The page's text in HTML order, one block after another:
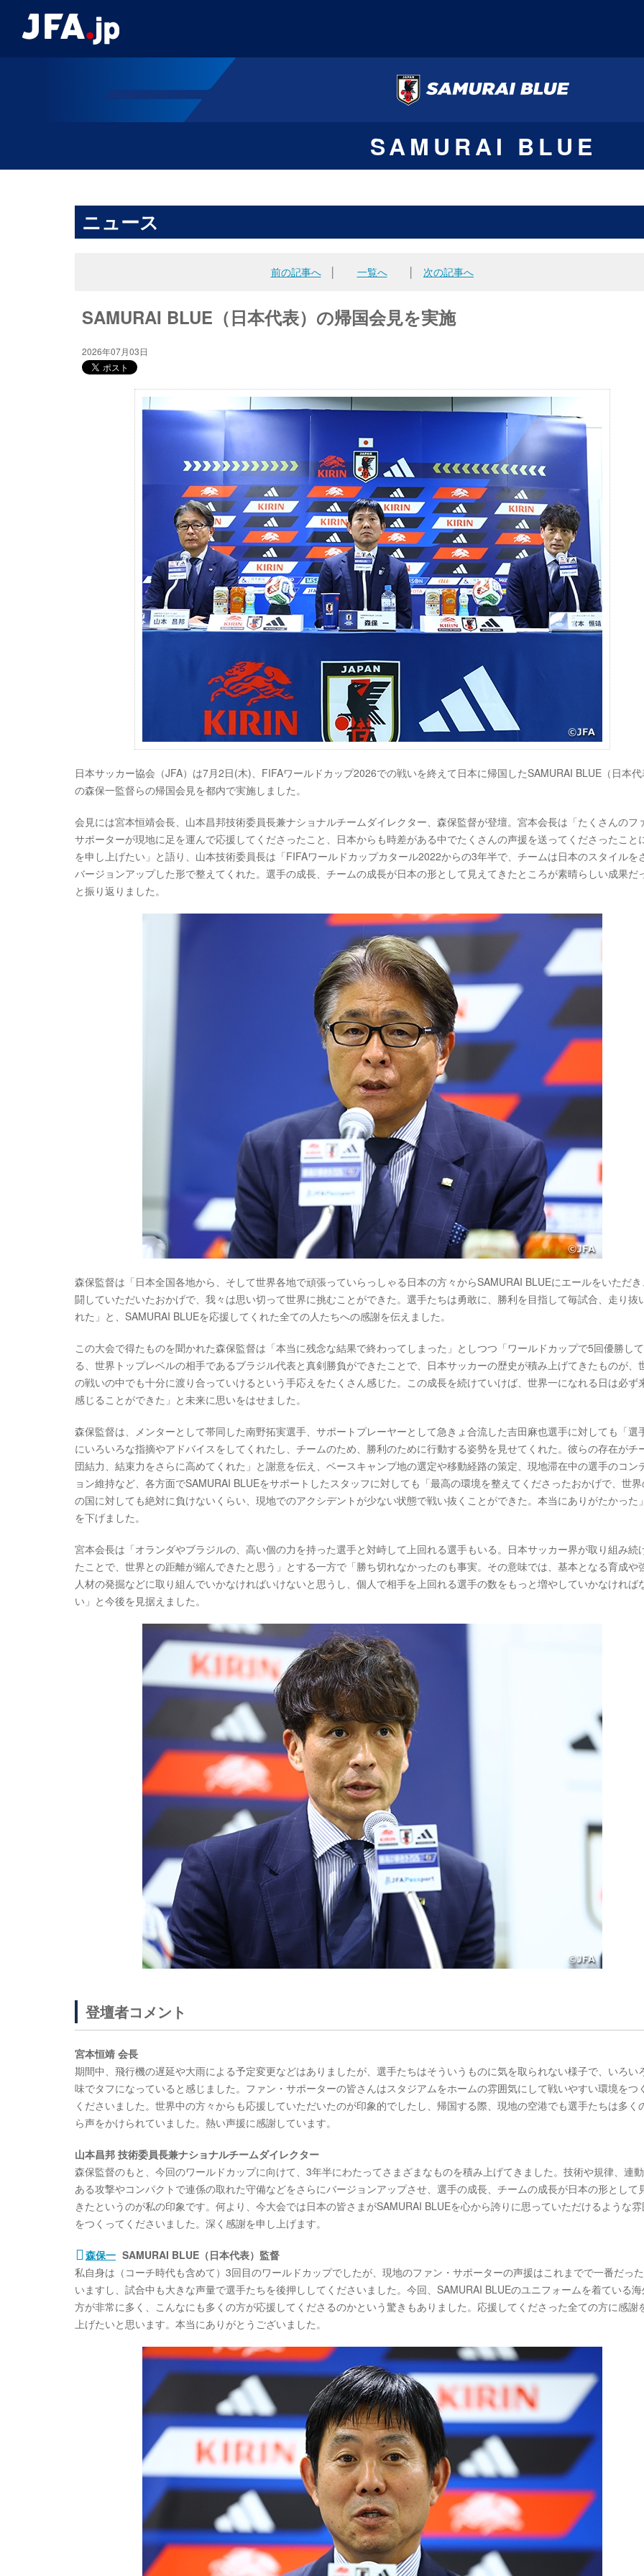
SAMURAI BLUE
ニュース
前の記事へ│ 一覧へ 次の記事へ
SAMURAI BLUE（日本代表）の帰国会見を実施
2026年07月03日
日本サッカー協会（JFA）は7月2日(木)、FIFAワールドカップ2026での戦いを終えて日本に帰国したSAMURAI BLUE（日本
の森保一監督らの帰国会見を都内で実施しました。
会見には宮本恒靖会長、山本昌邦技術委員長兼ナショナルチームダイレクター、森保監督が登壇。宮本会長は「たくさんのフ
サポーターが現地に足を運んで応援してくださったこと、日本からも時差がある中でたくさんの声援を送ってくださったこと
を申し上げたい」と語り、山本技術委員長は「FIFAワールドカップカタール2022からの3年半で、チームは日本のスタイルを
バージョンアップした形で整えてくれた。選手の成長、チームの成長が日本の形として見えてきたところが素晴らしい成果だ
と振り返りました。
森保監督は「日本全国各地から、そして世界各地で頑張っていらっしゃる日本の方々からSAMURAI BLUEにエールをいただ
闘していただいたおかげで、我々は思い切って世界に挑むことができた。選手たちは勇敢に、勝利を目指して毎試合、走り抜
れた」と、SAMURAI BLUEを応援してくれた全ての人たちへの感謝を伝えました。
この大会で得たものを聞かれた森保監督は「本当に残念な結果で終わってしまった」としつつ「ワールドカップで5回優勝し
る、世界トップレベルの相手であるブラジル代表と真剣勝負ができたことで、日本サッカーの歴史が積み上げてきたものが、
の戦いの中でも十分に渡り合っていけるという手応えをたくさん感じた。この成長を続けていけば、世界一になれる日は必ず
感じることができた」と未来に思いをはせました。
森保監督は、メンターとして帯同した南野拓実選手、サポートプレーヤーとして急きょ合流した吉田麻也選手に対しても「選
にいろいろな指摘やアドバイスをしてくれたし、チームのため、勝利のために行動する姿勢を見せてくれた。彼らの存在がチ
団結力、結束力をさらに高めてくれた」と謝意を伝え、ベースキャンプ地の選定や移動経路の策定、現地滞在中の選手のコン
ョン維持など、各方面でSAMURAI BLUEをサポートしたスタッフに対しても「最高の環境を整えてくださったおかげで、世
の国に対しても絶対に負けないくらい、現地でのアクシデントが少ない状態で戦い抜くことができた。本当にありがたかった
を下げました。
宮本会長は「オランダやブラジルの、高い個の力を持った選手と対峙して上回れる選手もいる。日本サッカー界が取り組み続
たことで、世界との距離が縮んできたと思う」とする一方で「勝ち切れなかったのも事実。その意味では、基本となる育成や
人材の発掘などに取り組んでいかなければいけないと思うし、個人で相手を上回れる選手の数をもっと増やしていかなければ
い」と今後を見据えました。
登壇者コメント
宮本恒靖 会長
期間中、飛行機の遅延や大雨による予定変更などはありましたが、選手たちはそういうものに気を取られない様子で、いろい
味でタフになっていると感じました。ファン・サポーターの皆さんはスタジアムをホームの雰囲気にして戦いやすい環境をつ
くださいました。世界中の方々からも応援していただいたのが印象的でしたし、帰国する際、現地の空港でも選手たちは多く
ら声をかけられていました。熱い声援に感謝しています。
山本昌邦 技術委員長兼ナショナルチームダイレクター
森保監督のもと、今回のワールドカップに向けて、3年半にわたってさまざまなものを積み上げてきました。技術や規律、連
ある攻撃やコンパクトで連係の取れた守備などをさらにバージョンアップさせ、選手の成長、チームの成長が日本の形として
きたというのが私の印象です。何より、今大会では日本の皆さまがSAMURAI BLUEを心から誇りに思っていただけるような
をつくってくださいました。深く感謝を申し上げます。
森保一 SAMURAI BLUE（日本代表）監督
私自身は（コーチ時代も含めて）3回目のワールドカップでしたが、現地のファン・サポーターの声援はこれまでで一番だっ
いますし、試合中も大きな声量で選手たちを後押ししてくださいました。今回、SAMURAI BLUEのユニフォームを着ている
方が非常に多く、こんなにも多くの方が応援してくださるのかという驚きもありました。応援してくださった全ての方に感謝
上げたいと思います。本当にありがとうございました。